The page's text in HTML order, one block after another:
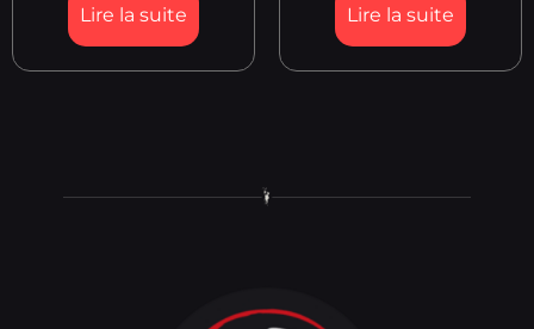
Lire la suite Lire la suite